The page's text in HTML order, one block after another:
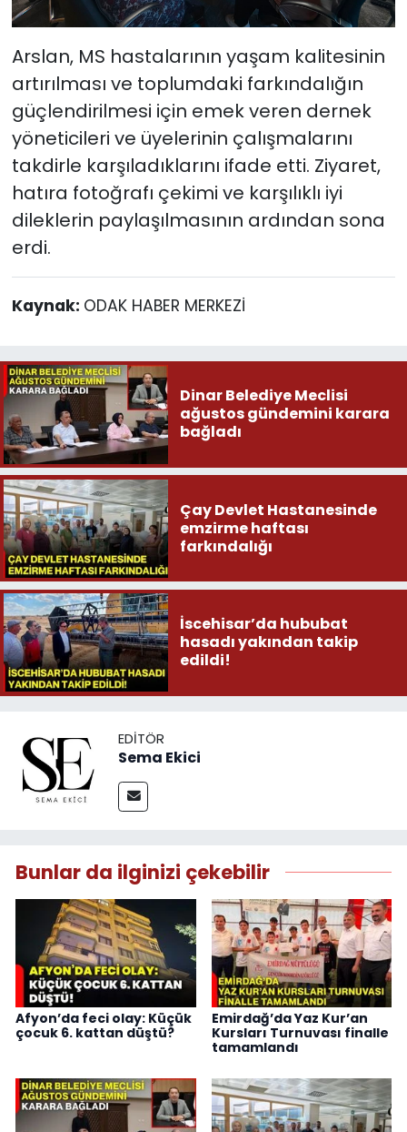
Arslan, MS hastalarının yaşam kalitesinin
artırılması ve toplumdaki farkındalığın
güçlendirilmesi için emek veren dernek
yöneticileri ve üyelerinin çalışmalarını
takdirle karşıladıklarını ifade etti. Ziyaret,
hatıra fotoğrafı çekimi ve karşılıklı iyi
dileklerin paylaşılmasının ardından sona
erdi.
Kaynak: ODAK HABER MERKEZİ
Dinar Belediye Meclisi
ağustos gündemini karara
bağladı
Çay Devlet Hastanesinde
emzirme haftası
farkındalığı
İscehisar’da hububat
hasadı yakından takip
edildi!
EDITÖR
Sema Ekici
Bunlar da ilginizi çekebilir
Afyon’da feci olay: Küçük
çocuk 6. kattan düştü?
Emirdağ’da Yaz Kur’an
Kursları Turnuvası finalle
tamamlandı